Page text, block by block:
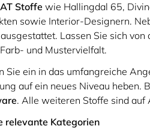
Stoffe wie Hallingdal 65,
sowie Interior-Designern.
Lassen Sie sich
und Mustervielfalt.
Sie ein in das umfangreiche
auf ein neues Niveau heben.
. Alle weiteren Stoffe sind auf
relevante Kategorien